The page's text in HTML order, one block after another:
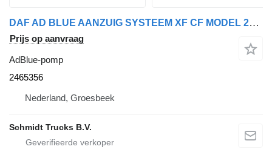
DAF AD BLUE AANZUIG SYSTEEM XF CF MODEL 2021 2465356 AdBlue-pomp voor vrachtwagen
Prijs op aanvraag
AdBlue-pomp
2465356
Nederland, Groesbeek
Schmidt Trucks B.V.